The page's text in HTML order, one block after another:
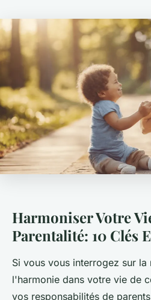
Harmoniser Votre
Parentalité: 10 Clés
Si vous vous interrogez sur la
l'harmonie dans votre vie de
vos responsabilités de